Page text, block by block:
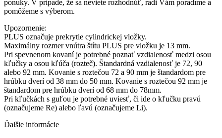
ponuky. V prípade, že sa neviete rozhodnúť, radi Vám poradíme a
pomôžeme s výberom.
Upozornenie:
PLUS označuje prekrytie cylindrickej vložky.
Maximálny rozmer vnútra štítu PLUS pre vložku je 13 mm.
Pri spevnenom kovaní je potrebné poznať vzdialenosť medzi osou
kľučky a osou kľúča (rozteč). Štandardná vzdialenosť je 72, 90
alebo 92 mm. Kovanie s roztečou 72 a 90 mm je štandardom pre
hrúbku dverí od 38 mm do 50 mm. Kovanie s roztečou 92 mm je
štandardom pre hrúbku dverí od 68 mm do 78mm.
Pri kľučkách s guľou je potrebné uviesť, či ide o kľučku pravú
(označujeme Re) alebo ľavú (označujeme Li).
Ďalšie informácie